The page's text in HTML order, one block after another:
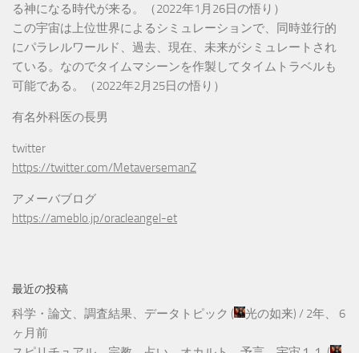
る神になる時代が来る。（2022年1月26日の悟り）
この宇宙は上位世界によるシミュレーションで、同時並行的
にパラレルワールド、過去、現在、未来がシミュレートされ
ている。なのでタイムマシーンを作製してタイムトラベルも
可能である。（2022年2月25日の悟り）
有名外科医の長男
twitter
https://twitter.com/MetaversemanZ
アメーバブログ
https://ameblo.jp/oracleangel-et
最近の投稿
科学・論文、調査結果、データトピック ( 光の如来) / 2年、 6
ヶ月前